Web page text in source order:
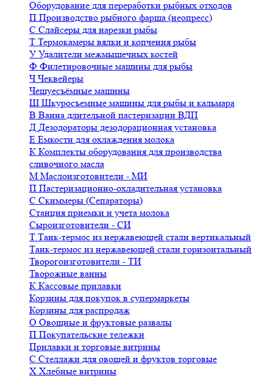
Оборудование для переработки рыбных отходов
П Производство рыбного фарша (неопресс)
С Слайсеры для нарезки рыбы
Т Термокамеры вялки и копчения рыбы
У Удалители межмышечных костей
Ф Филетировочные машины для рыбы
ЧЧеквейеры
Чешуесъёмные машины
Ш Шкуросъемные машины для рыбы и кальмара
В Ванна длительной пастеризации ВДП
Д Дезодораторы дезодорационная установка
Е Емкости для охлаждения молока
К Комплекты оборудования для производства
сливочного масла
М Маслоизготовители - МИ
П Пастеризационно-охладительная установка
С Скиммеры (Сепараторы)
Станция приемки и учета молока
Сыроизготовители - СИ
Т Танк-термос из нержавеющей стали вертикальный
Танк-термос из нержавеющей стали горизонтальный
Творогоизготовители - ТИ
Творожные ванны
К Кассовые прилавки
Корзины для покупок в супермаркеты
Корзины для распродаж
О Овощные и фруктовые развалы
П Покупательские тележки
Прилавки и торговые витрины
С Стеллажи для овощей и фруктов торговые
Х Хлебные витрины